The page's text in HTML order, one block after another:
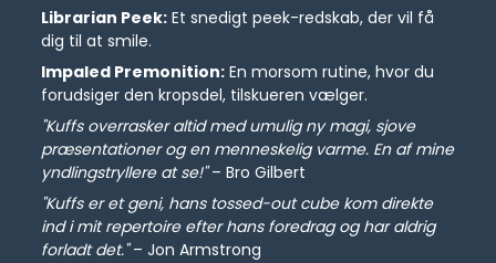
Librarian Peek: Et snedigt peek-redskab, der vil få
dig til at smile.
Impaled Premonition: En morsom rutine, hvor du
forudsiger den kropsdel, tilskueren vælger.
"Kuffs overrasker altid med umulig ny magi, sjove
præsentationer og en menneskelig varme. En af mine
yndlingstryllere at se!"– Bro Gilbert
"Kuffs er et geni, hans tossed-out cube kom direkte
ind i mit repertoire efter hans foredrag og har aldrig
forladt det."– Jon Armstrong